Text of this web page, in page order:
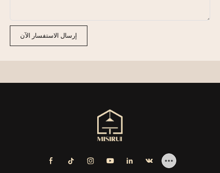
إرسال الاستفسار الآن